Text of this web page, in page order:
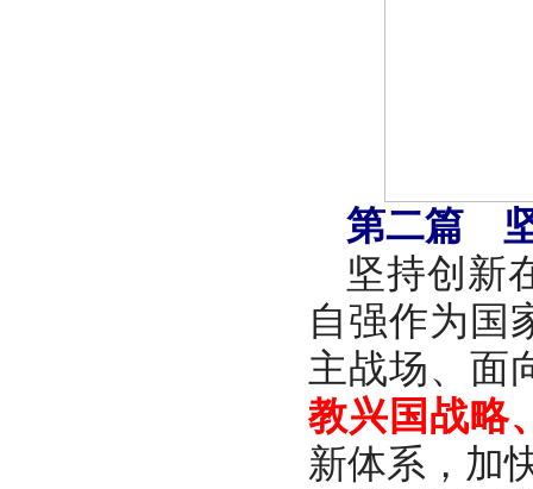
第二篇
坚持创新
自强作为国
主战场、面
教兴国战略
新体系，加